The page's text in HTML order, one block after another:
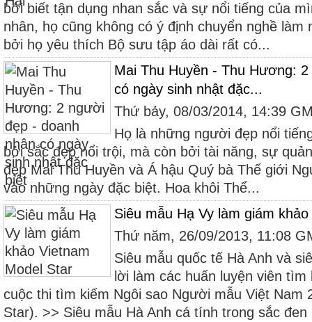
bởi biết tận dụng nhan sắc và sự nổi tiếng của
nhân, họ cũng không có ý định chuyển nghề
bởi họ yêu thích Bộ sưu tập áo dài rất có...
Mai Thu Huyền - Thu Hương:
có ngày sinh nhật đặc...
Thứ bảy, 08/03/2014, 14:39
Họ là những người đẹp nổi
bởi sắc đẹp nổi trội, mà còn bởi tài năng, sự
đẹp Mai Thu Huyền và Á hậu Quý bà Thế giới
vào những ngày đặc biệt. Hoa khôi Thể...
Siêu mẫu Hạ Vy làm giám
Thứ năm, 26/09/2013, 11:08
Siêu mẫu quốc tế Hà Anh và
lời làm các huấn luyện viên
cuộc thi tìm kiếm Ngôi sao Người mẫu Việt Nam
Star). >> Siêu mẫu Hà Anh cá tính trong sắc